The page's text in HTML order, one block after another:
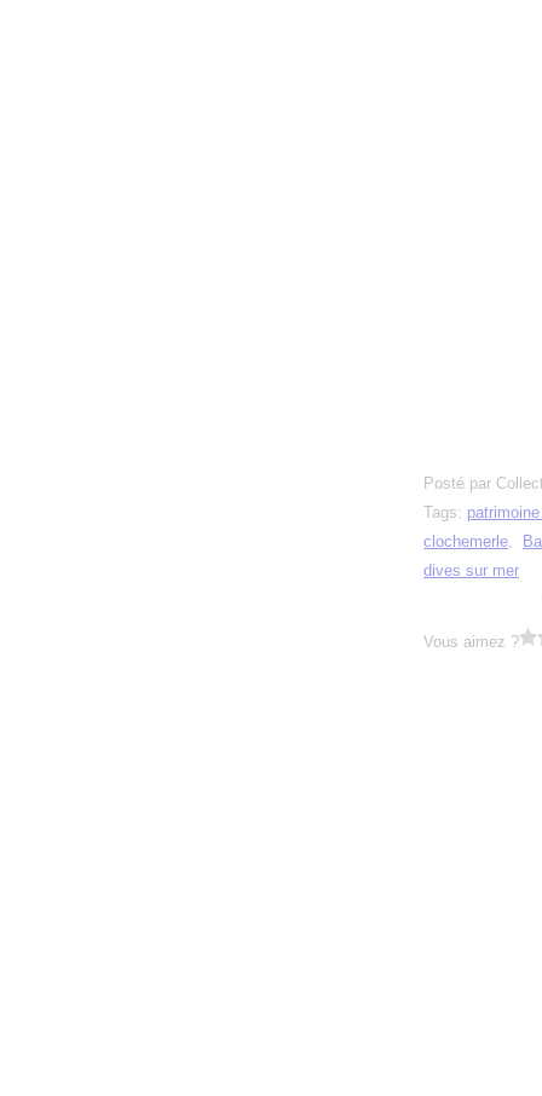
Posté par
Tags:
clochemerle,
dives sur mer
Vous aimez ?